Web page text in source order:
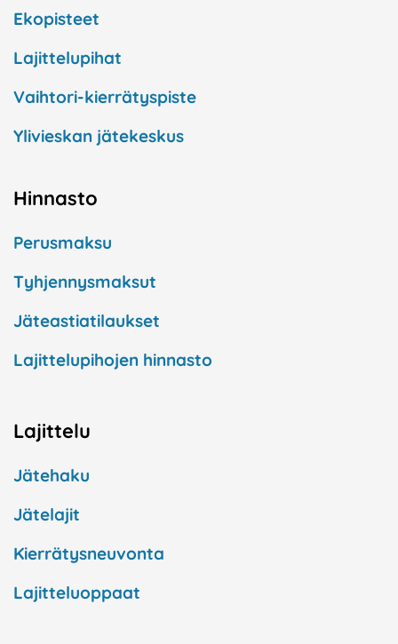
Ekopisteet
Lajittelupihat
Vaihtori-kierrätyspiste
Ylivieskan jätekeskus
Hinnasto
Perusmaksu
Tyhjennysmaksut
Jäteastiatilaukset
Lajittelupihojen hinnasto
Lajittelu
Jätehaku
Jätelajit
Kierrätysneuvonta
Lajitteluoppaat